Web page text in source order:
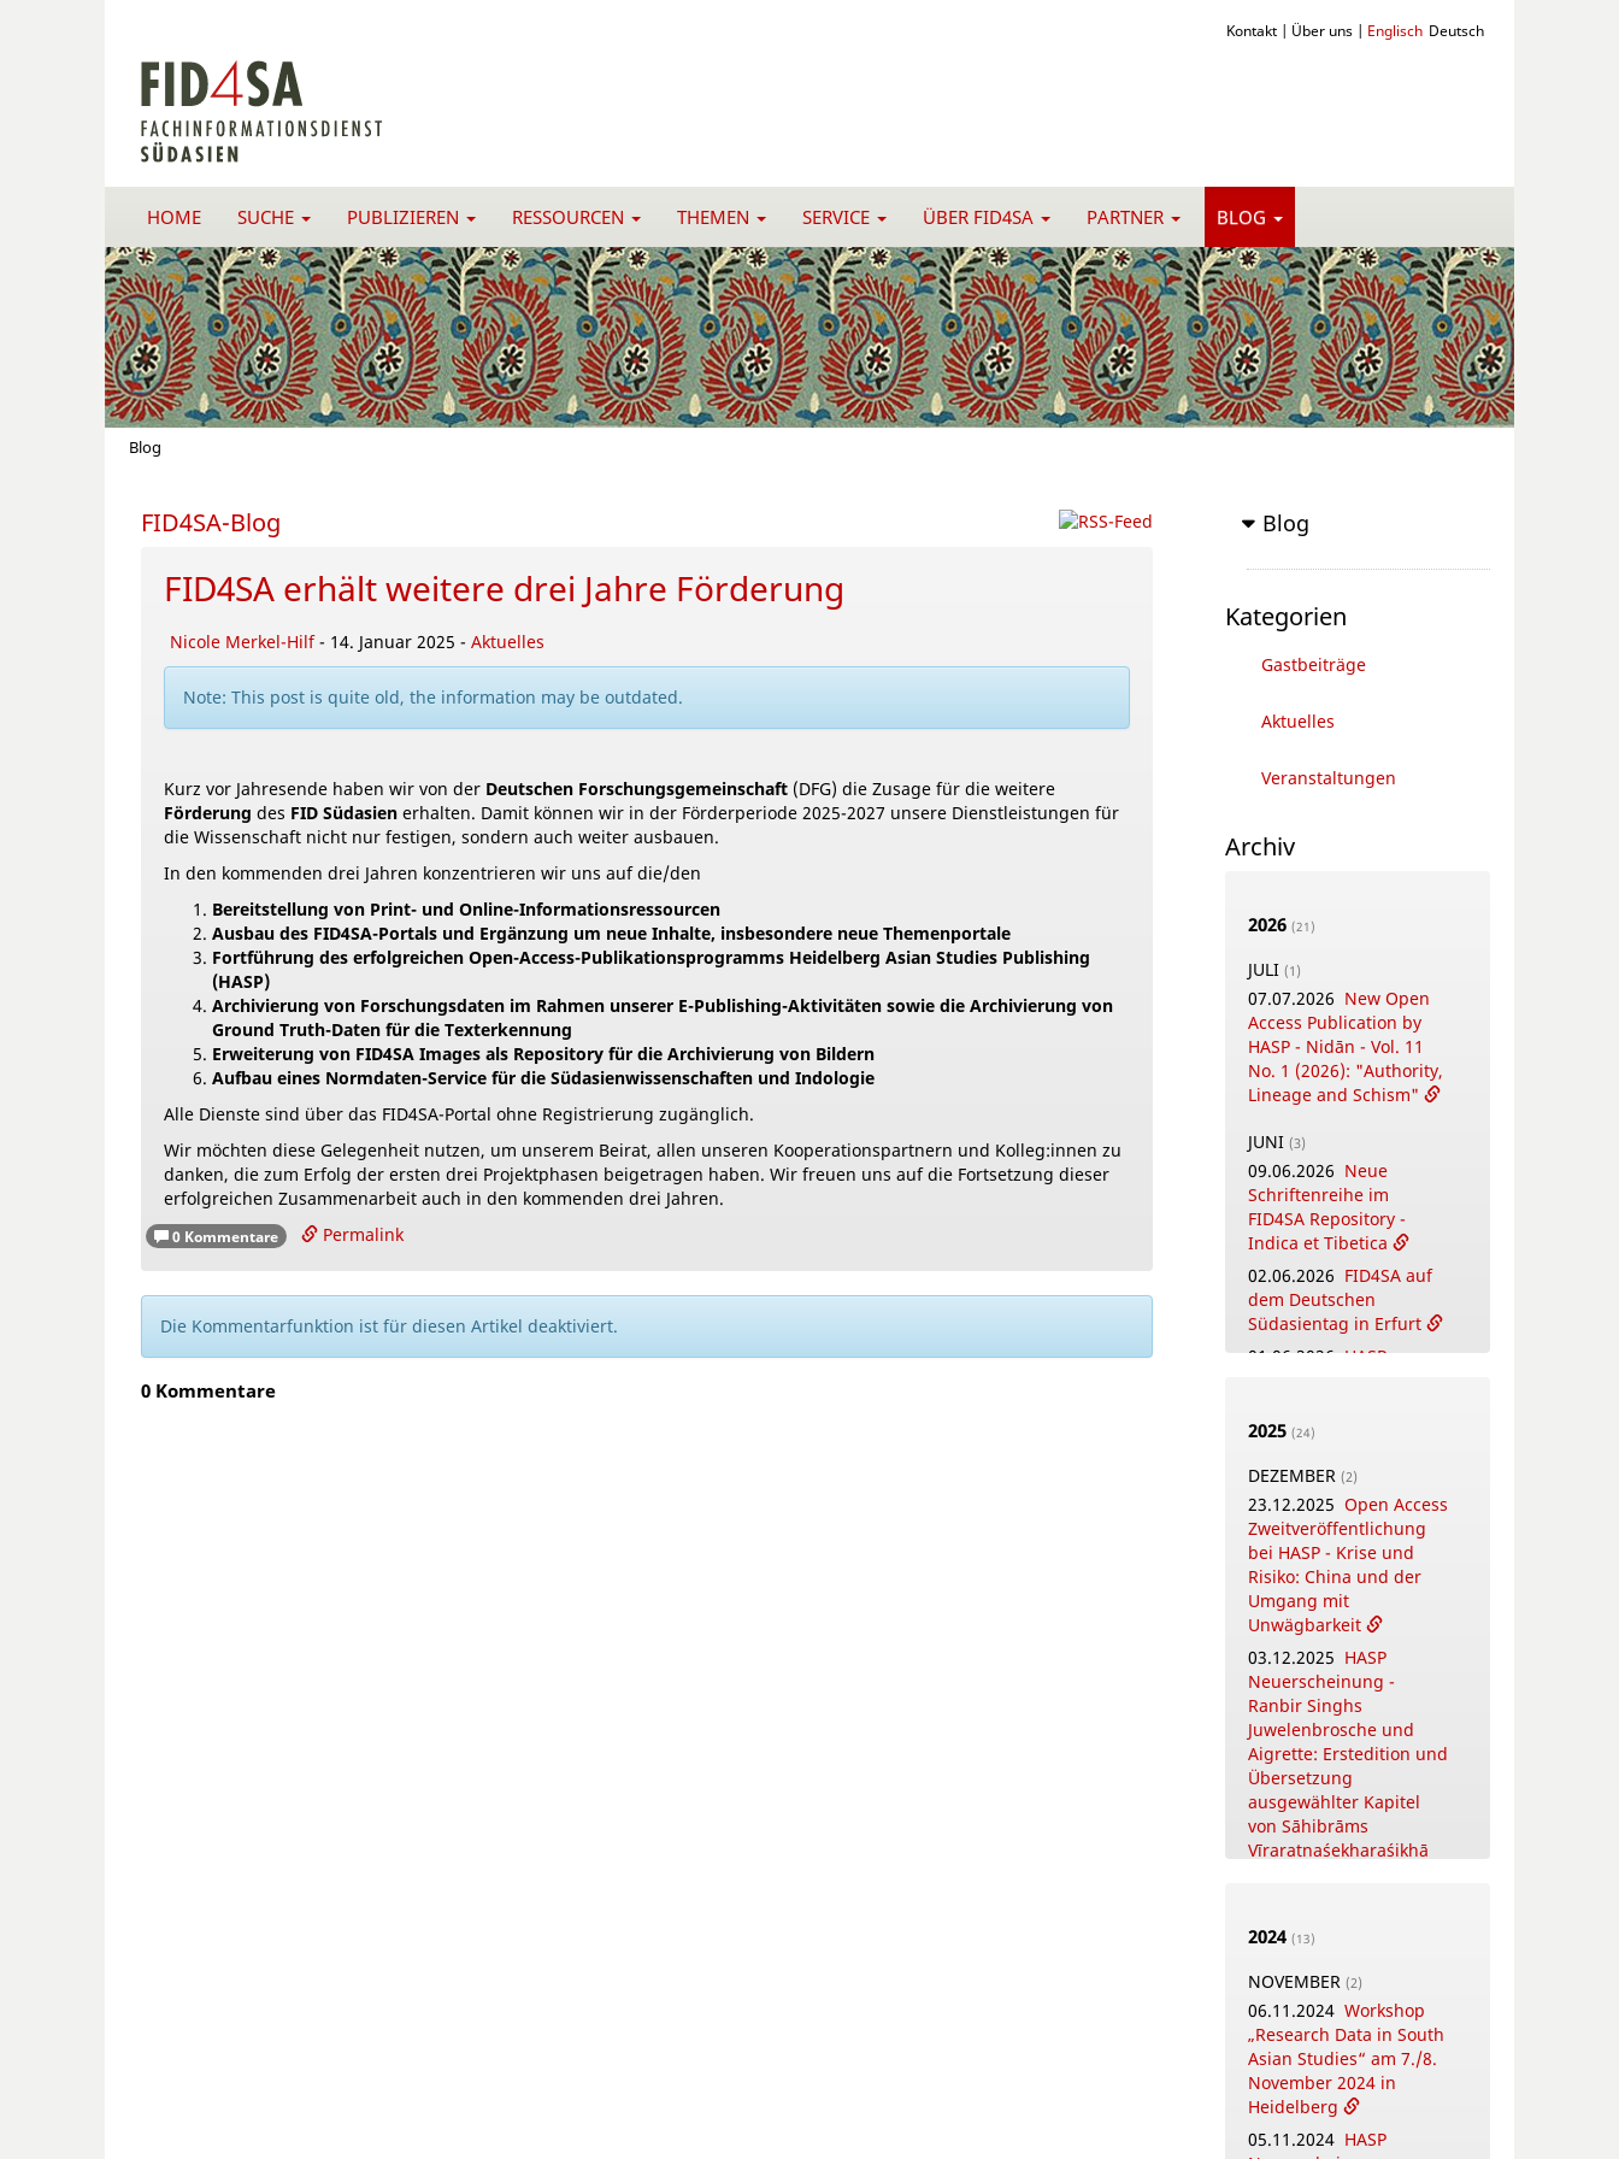
Deutsch
Englisch
Kontakt | Über uns |
HOME SUCHE PUBLIZIEREN RESSOURCEN THEMEN SERVICE ÜBER FID4SA PARTNER BLOG
Blog
FID4SA-Blog
FID4SA erhält weitere drei Jahre Förderung
Nicole Merkel-Hilf - 14. Januar 2025 - Aktuelles
Note: This post is quite old, the information may be outdated.
Kurz vor Jahresende haben wir von der Deutschen Forschungsgemeinschaft (DFG) die Zusage für die weitere
Förderung des FID Südasien erhalten. Damit können wir in der Förderperiode 2025-2027 unsere Dienstleistungen für
die Wissenschaft nicht nur festigen, sondern auch weiter ausbauen.
In den kommenden drei Jahren konzentrieren wir uns auf die/den
Bereitstellung von Print- und Online-Informationsressourcen
Ausbau des FID4SA-Portals und Ergänzung um neue Inhalte, insbesondere neue Themenportale
Fortführung des erfolgreichen Open-Access-Publikationsprogramms Heidelberg Asian Studies Publishing
(HASP)
Archivierung von Forschungsdaten im Rahmen unserer E-Publishing-Aktivitäten sowie die Archivierung von
Ground Truth-Daten für die Texterkennung
Erweiterung von FID4SA Images als Repository für die Archivierung von Bildern
Aufbau eines Normdaten-Service für die Südasienwissenschaften und Indologie
Alle Dienste sind über das FID4SA-Portal ohne Registrierung zugänglich.
Wir möchten diese Gelegenheit nutzen, um unserem Beirat, allen unseren Kooperationspartnern und Kolleg:innen zu
danken, die zum Erfolg der ersten drei Projektphasen beigetragen haben. Wir freuen uns auf die Fortsetzung dieser
erfolgreichen Zusammenarbeit auch in den kommenden drei Jahren.
0 Kommentare Permalink
Die Kommentarfunktion ist für diesen Artikel deaktiviert.
0 Kommentare
Blog
Kategorien
Gastbeiträge
Aktuelles
Veranstaltungen
Archiv
2026 (21)
JULI (1)
07.07.2026 New Open
Access Publication by
HASP - Nidān - Vol. 11
No. 1 (2026): "Authority,
Lineage and Schism"
JUNI (3)
09.06.2026 Neue
Schriftenreihe im
FID4SA Repository -
Indica et Tibetica
02.06.2026 FID4SA auf
dem Deutschen
Südasientag in Erfurt
01.06.2026 HASP
Vidyārādhanam.
Thomas Oberlies
MAI(4)
26.05.2026
New Open
Access Publication by
HASP - Flowers, Gods
and Scholars. The
Puṣpacintāmaṇi, a
Nepalese Digest on
Flowers in Worship
18.05.2026 Online
Training Courses
Summer Term 2026
12.05.2026 New Open
Access Publication by
HASP - Coṉṉa Vaṇṇam
Kāñcipuram
Tutorial - Die digitalen
Textsammlungen des
FID Südasien
APRIL(4)
16.04.2026 Online-Book
Launch: The
2025 (24)
DEZEMBER (2)
23.12.2025 Open Access
Zweitveröffentlichung
bei HASP - Krise und
Risiko: China und der
Umgang mit
Unwägbarkeit
03.12.2025 HASP
Neuerscheinung -
Ranbir Singhs
Juwelenbrosche und
Aigrette: Erstedition und
Übersetzung
ausgewählter Kapitel
von Sāhibrāms
Vīraratnaśekharaśikhā
26.11.2025
Zweitveröffentlichung
bei HASP - Wissensorte
in China
18.11.2025 New Open
Access Publication by
HASP - Early Modern
Literatures in North
India
2024 (13)
NOVEMBER (2)
06.11.2024 Workshop
„Research Data in South
Asian Studies“ am 7./8.
November 2024 in
Heidelberg
05.11.2024 HASP